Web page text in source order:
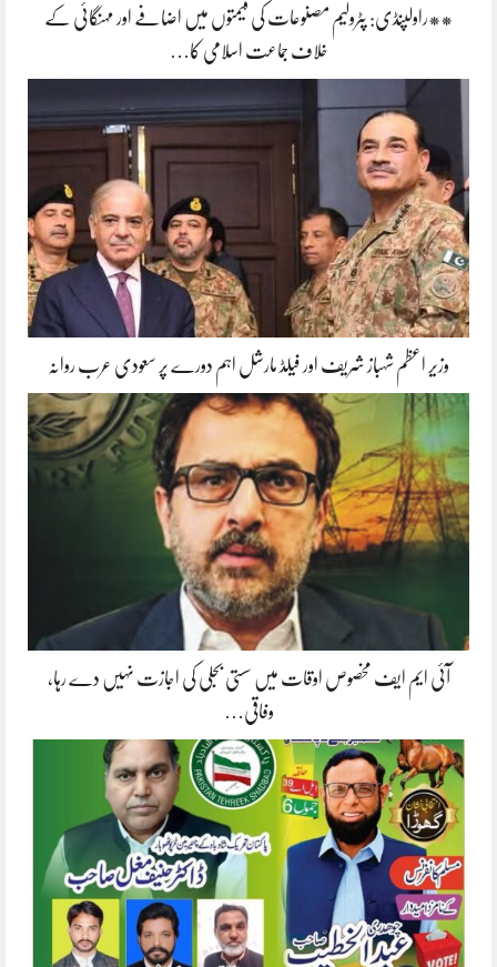
**راولپنڈی: پٹرولیم مصنوعات کی قیمتوں میں اضافے اور مہنگائی کے
خلاف جماعت اسلامی کا…
وزیر اعظم شہباز شریف اور فیلڈ مارشل اہم دورے پر سعودی عرب روانہ
آئی ایم ایف مخصوص اوقات میں سستی بجلی کی اجازت نہیں دے رہا،
وفاقی…